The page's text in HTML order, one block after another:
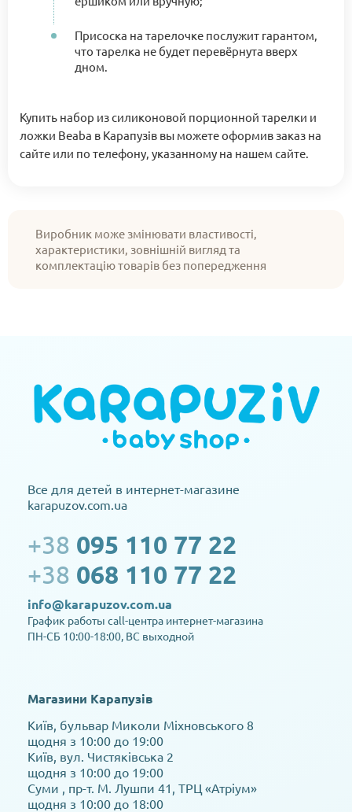
Присоска на тарелочке послужит гарантом,
что тарелка не будет перевёрнута вверх
дном.
Купить набор из силиконовой порционной тарелки и
ложки Beaba в Карапузів вы можете оформив заказ на
сайте или по телефону, указанному на нашем сайте.
Виробник може змінювати властивості,
характеристики, зовнішній вигляд та
комплектацію товарів без попередження
Все для детей в интернет-магазине
karapuzov.com.ua
+38 095 110 77 22
+38 068 110 77 22
info@karapuzov.com.ua
График работы call-центра интернет-магазина
ПН-СБ 10:00-18:00, ВС выходной
Магазини Карапузів
Київ, бульвар Миколи Міхновського 8
щодня з 10:00 до 19:00
Київ, вул. Чистяківська 2
щодня з 10:00 до 19:00
Суми , пр-т. М. Лушпи 41, ТРЦ «Атріум»
щодня з 10:00 до 18:00